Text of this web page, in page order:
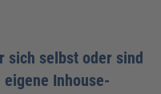
sich selbst oder sind
Inhouse-